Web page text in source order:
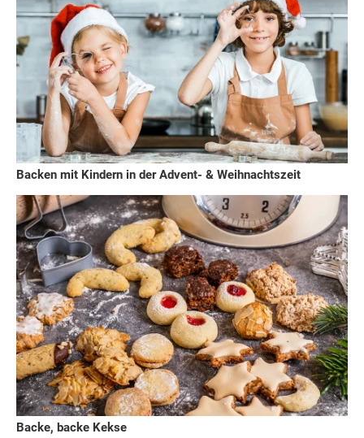
Backen mit Kindern in der Advent- & Weihnachtszeit
Backe, backe Kekse